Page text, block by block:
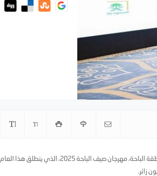
دشّن صاحبُ السمو الملكي الأمير الدكتور حسام بن سعود بن عبدالعزيز، أمير منطقة الباحة، مهرجان صيف الباحة 2025، الذي ينطلق هذا العام